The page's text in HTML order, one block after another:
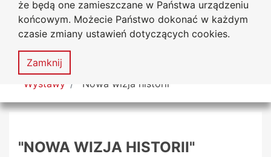
że będą one zamieszczane w Państwa urządzeniu
końcowym. Możecie Państwo dokonać w każdym
czasie zmiany ustawień dotyczących cookies.
Zamknij
Deklaracja
dostępności
Mapa
serwisu
MENU
Tutaj jesteś
Wystawy "Nowa wizja historii"
"NOWA WIZJA HISTORII"